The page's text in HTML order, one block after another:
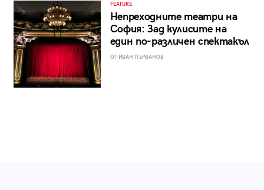
FEATURE
Непреходните театри на
София: Зад кулисите на
един по-различен спектакъл
ОТ ИВАН ПЪРВАНОВ